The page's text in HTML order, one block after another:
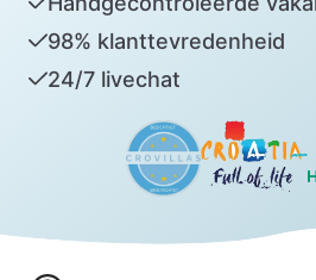
98% klanttevredenheid
24/7 livechat